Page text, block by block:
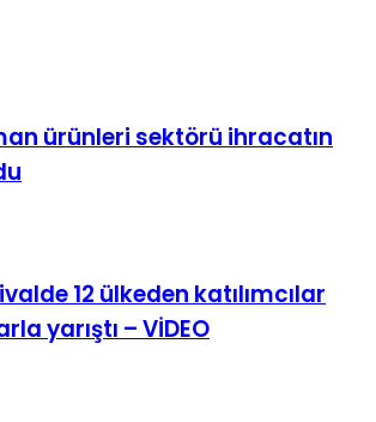
ürünleri sektörü ihracatın
12 ülkeden katılımcılar
yarıştı – VİDEO